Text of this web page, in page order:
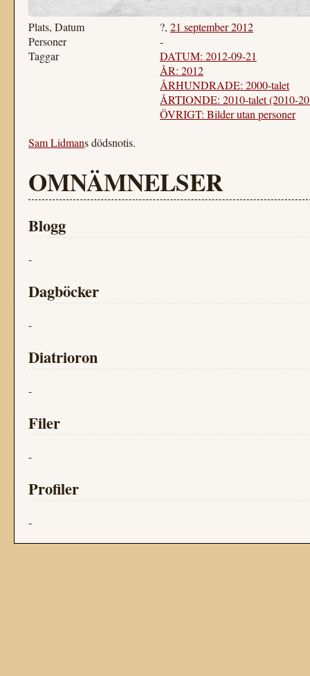
Plats, Datum ?, 21 september 2012
Personer
-
Taggar
DATUM: 2012-09-21
ÅR: 2012
ÅRHUNDRADE: 2000-talet
ÅRTIONDE: 2010-talet (2010-
ÖVRIGT: Bilder utan personer
Sam Lidmans dödsnotis.
OMNÄMNELSER
Blogg
-
Dagböcker
-
Diatrioron
-
Filer
-
Profiler
-